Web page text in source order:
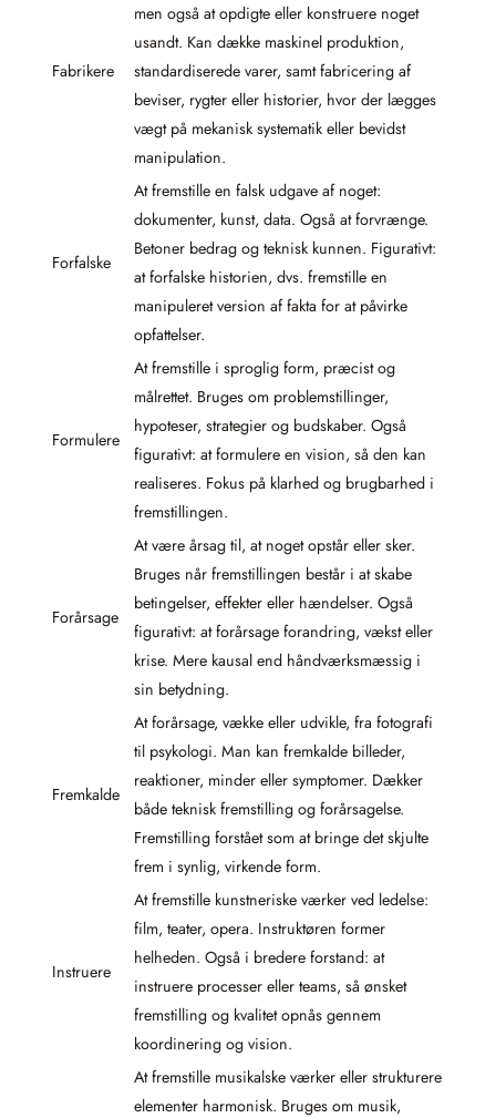
Fabrikere
men også at opdigte eller konstruere noget
usandt. Kan dække maskinel produktion,
standardiserede varer, samt fabricering af
beviser, rygter eller historier, hvor der lægges
vægt på mekanisk systematik eller bevidst
manipulation.
Forfalske
At fremstille en falsk udgave af noget:
dokumenter, kunst, data. Også at forvrænge.
Betoner bedrag og teknisk kunnen. Figurativt:
at forfalske historien, dvs. fremstille en
manipuleret version af fakta for at påvirke
opfattelser.
Formulere
At fremstille i sproglig form, præcist og
målrettet. Bruges om problemstillinger,
hypoteser, strategier og budskaber. Også
figurativt: at formulere en vision, så den kan
realiseres. Fokus på klarhed og brugbarhed i
fremstillingen.
Forårsage
At være årsag til, at noget opstår eller sker.
Bruges når fremstillingen består i at skabe
betingelser, effekter eller hændelser. Også
figurativt: at forårsage forandring, vækst eller
krise. Mere kausal end håndværksmæssig i
sin betydning.
Fremkalde
At forårsage, vække eller udvikle, fra fotografi
til psykologi. Man kan fremkalde billeder,
reaktioner, minder eller symptomer. Dækker
både teknisk fremstilling og forårsagelse.
Fremstilling forstået som at bringe det skjulte
frem i synlig, virkende form.
Instruere
At fremstille kunstneriske værker ved ledelse:
film, teater, opera. Instruktøren former
helheden. Også i bredere forstand: at
instruere processer eller teams, så ønsket
fremstilling og kvalitet opnås gennem
koordinering og vision.
At fremstille musikalske værker eller strukturere
elementer harmonisk. Bruges om musik,